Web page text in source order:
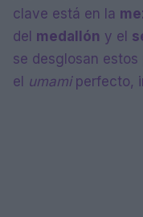
clave está en la
del medallón y el
se desglosan
el umamiperfecto,